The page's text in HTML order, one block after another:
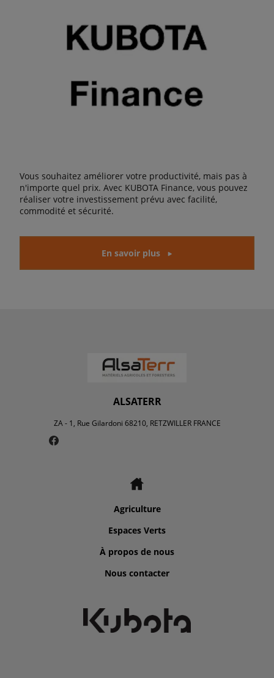
Vous souhaitez améliorer votre productivité, mais pas à
n'importe quel prix. Avec KUBOTA Finance, vous pouvez
réaliser votre investissement prévu avec facilité,
commodité et sécurité.
En savoir plus
ALSATERR
ZA - 1, Rue Gilardoni 68210, RETZWILLER FRANCE
Agriculture
Espaces Verts
À propos de nous
Nous contacter